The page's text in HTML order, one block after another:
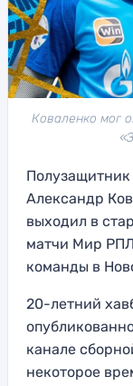
Коваленко мог
Полузащитник
Александр
выходил в
матчи Мир
команды в
20-летний
канале
некоторое